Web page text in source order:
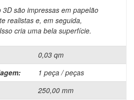
são impressas em papelão
realistas e, em seguida,
Isso cria uma bela superfície.
0,03 qm
1 peça / peças
250,00 mm